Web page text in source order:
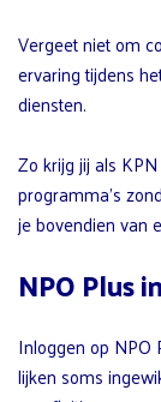
Vergeet niet om
ervaring tijdens
diensten.
Zo krijg jij als
programma’s
je bovendien van
NPO Plus
Inloggen op NPO
lijken soms